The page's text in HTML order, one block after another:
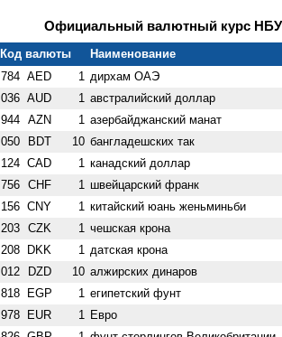
Официальный валютный курс НБУ
Код валюты Наименование
784 AED 1 дирхам ОАЭ
036 AUD 1 австралийский доллар
944 AZN 1 азербайджанский манат
050 BDT 10 бангладешских так
124 CAD 1 канадский доллар
756 CHF 1 швейцарский франк
156 CNY 1 китайский юань женьминьби
203 CZK 1 чешская крона
208 DKK 1 датская крона
012 DZD 10 алжирских динаров
818 EGP 1 египетский фунт
978 EUR 1 Евро